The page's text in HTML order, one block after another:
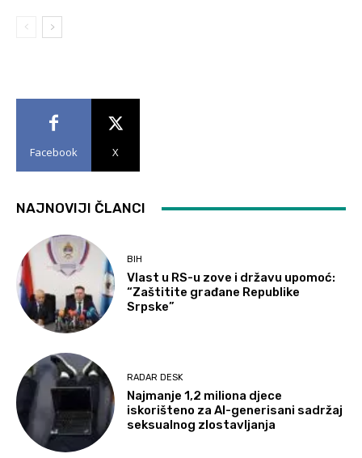
Facebook X
NAJNOVIJI ČLANCI
BIH
Vlast u RS-u zove i državu upomoć:
“Zaštitite građane Republike
Srpske”
RADAR DESK
Najmanje 1,2 miliona djece
iskorišteno za AI-generisani sadržaj
seksualnog zlostavljanja